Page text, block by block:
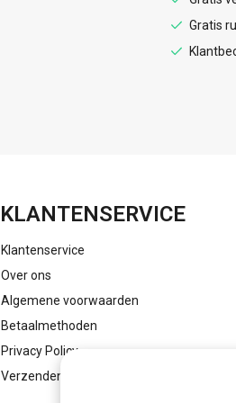
Gratis
KLANTENSERVICE
Klantenservice
Over ons
Algemene voorwaarden
Betaalmethoden
Privacy Policy
Verzenden & retourneren